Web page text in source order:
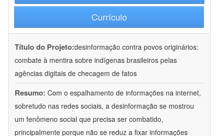
Currículo
Título do Projeto:desinformação contra povos originários:
combate à mentira sobre indígenas brasileiros pelas
agências digitais de checagem de fatos
Resumo: Com o espalhamento de informações na internet,
sobretudo nas redes sociais, a desinformação se mostrou
um fenômeno social que precisa ser combatido,
principalmente porque não se reduz a fixar informações